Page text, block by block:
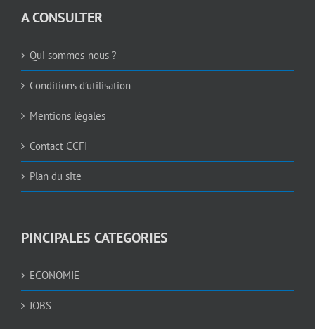
A CONSULTER
Qui sommes-nous ?
Conditions d’utilisation
Mentions légales
Contact CCFI
Plan du site
PINCIPALES CATEGORIES
ECONOMIE
JOBS